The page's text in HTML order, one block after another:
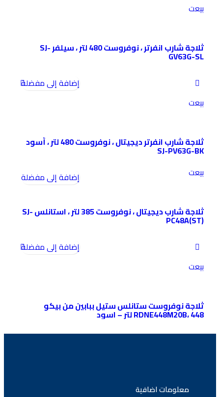
بيعت
ثلاجة شارب انفرتر ، نوفروست 480 لتر ، سيلفر SJ-
GV63G-SL
بيعت
إضافة إلى مفضلة
ثلاجة شارب انفرتر ديجيتال ، نوفروست 480 لتر ، أسود
SJ-PV63G-BK
بيعت
إضافة إلى مفضلة
ثلاجة شارب ديجيتال ، نوفروست 385 لتر ، استانلس SJ-
PC48A(ST)
بيعت
إضافة إلى مفضلة
ثلاجة نوفروست ستانلس ستيل ببابين من بيكو
RDNE448M20B، 448 لتر – اسود
معلومات اضافية